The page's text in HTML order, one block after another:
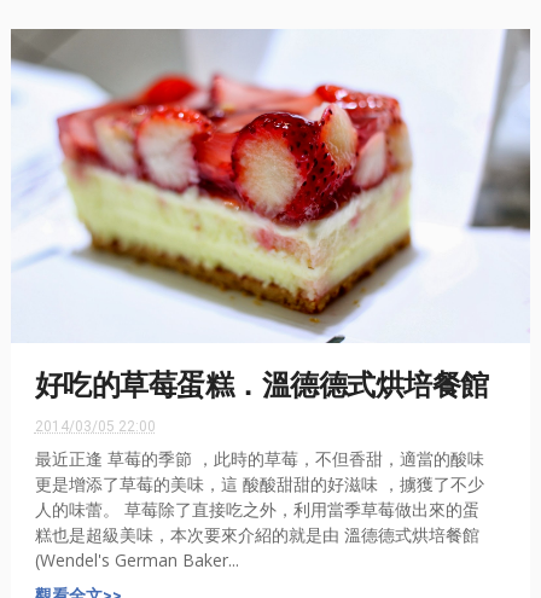
好吃的草莓蛋糕．溫德德式烘培餐館
2014/03/05 22:00
最近正逢 草莓的季節 ，此時的草莓，不但香甜，適當的酸味
更是增添了草莓的美味，這 酸酸甜甜的好滋味 ，擄獲了不少
人的味蕾。 草莓除了直接吃之外，利用當季草莓做出來的蛋
糕也是超級美味，本次要來介紹的就是由 溫德德式烘培餐館
(Wendel's German Baker...